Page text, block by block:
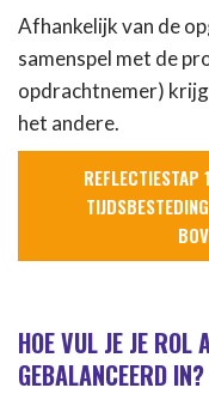
Afhankelijk van de
samenspel met de
opdrachtnemer)
het andere.
REFLECTIESTAP
HOE VUL JE JE ROL
GEBALANCEERD IN?